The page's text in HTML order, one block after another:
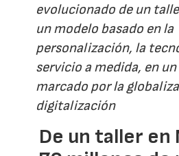
evolucionado de un
un modelo basado en la
personalización, la
servicio a medida, en
marcado por la
digitalización
De un taller en